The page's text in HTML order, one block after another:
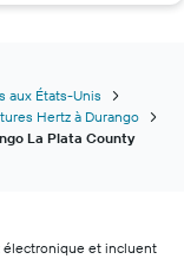
aux États-Unis
Hertz à Durango
La Plata County
électronique et incluent